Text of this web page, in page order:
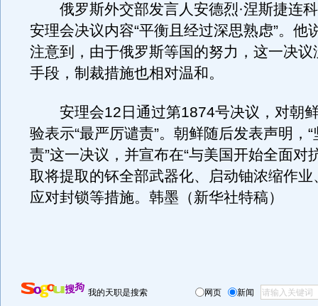
俄罗斯外交部发言人安德烈·涅斯捷连
安理会决议内容“平衡且经过深思熟虑”。他
注意到，由于俄罗斯等国的努力，这一决议
手段，制裁措施也相对温和。
安理会12日通过第1874号决议，对朝
验表示“最严厉谴责”。朝鲜随后发表声明，
责”这一决议，并宣布在“与美国开始全面对
取将提取的钚全部武器化、启动铀浓缩作业
应对封锁等措施。韩墨（新华社特稿）
我的天职是搜索 网页 新闻